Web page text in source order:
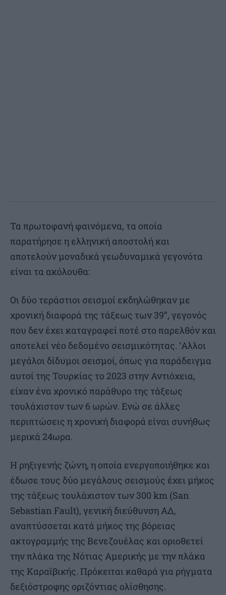
Τα πρωτοφανή φαινόμενα, τα οποία
παρατήρησε η ελληνική αποστολή και
αποτελούν μοναδικά γεωδυναμικά γεγονότα
είναι τα ακόλουθα:
Οι δύο τεράστιοι σεισμοί εκδηλώθηκαν με
χρονική διαφορά της τάξεως των 39”, γεγονός
που δεν έχει καταγραφεί ποτέ στο παρελθόν και
αποτελεί νέο δεδομένο σεισμικότητας. ‘Αλλοι
μεγάλοι δίδυμοι σεισμοί, όπως για παράδειγμα
αυτοί της Τουρκίας το 2023 στην Αντιόχεια,
είχαν ένα χρονικό παράθυρο της τάξεως
τουλάχιστον των 6 ωρών. Ενώ σε άλλες
περιπτώσεις η χρονική διαφορά είναι συνήθως
μερικά 24ωρα.
Η ρηξιγενής ζώνη, η οποία ενεργοποιήθηκε και
έδωσε τους δύο μεγάλους σεισμούς έχει μήκος
της τάξεως τουλάχιστον των 300 km (San
Sebastian Fault), γενική διεύθυνση ΑΔ,
αναπτύσσεται κατά μήκος της βόρειας
ακτογραμμής της Βενεζουέλας και οριοθετεί
την πλάκα της Νότιας Αμερικής με την πλάκα
της Καραϊβικής. Πρόκειται καθαρά για ρήγματα
δεξιόστροφης οριζόντιας ολίσθησης.